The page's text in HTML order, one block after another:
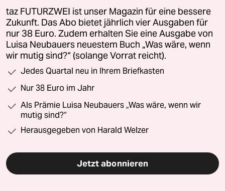
taz FUTURZWEI ist unser Magazin für eine bessere
Zukunft. Das Abo bietet jährlich vier Ausgaben für
nur 38 Euro. Zudem erhalten Sie eine Ausgabe von
Luisa Neubauers neuestem Buch „Was wäre, wenn
wir mutig sind?“ (solange Vorrat reicht).
Jedes Quartal neu in Ihrem Briefkasten
Nur 38 Euro im Jahr
Als Prämie Luisa Neubauers „Was wäre, wenn wir
mutig sind?“
Herausgegeben von Harald Welzer
Jetzt abonnieren